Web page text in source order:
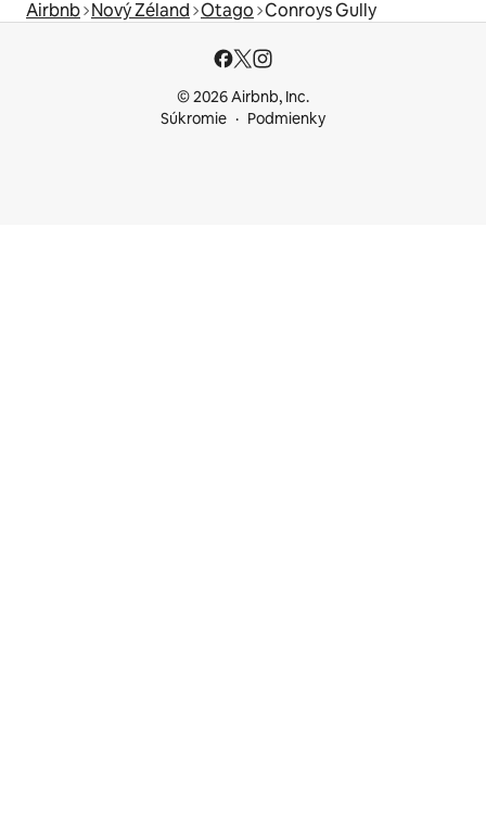
Airbnb Nový Zéland Otago Conroys Gully
© 2026 Airbnb, Inc.
Súkromie
Podmienky